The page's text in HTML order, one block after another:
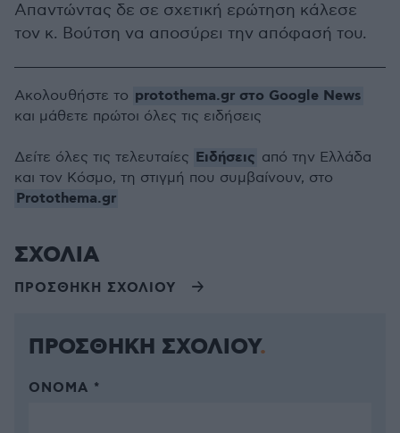
Απαντώντας δε σε σχετική ερώτηση κάλεσε
τον κ. Βούτση να αποσύρει την απόφασή του.
Ακολουθήστε το protothema.gr στο Google News
και μάθετε πρώτοι όλες τις ειδήσεις
Δείτε όλες τις τελευταίες Ειδήσεις από την Ελλάδα
και τον Κόσμο, τη στιγμή που συμβαίνουν, στο
Protothema.gr
ΣΧΟΛΙΑ
ΠΡΟΣΘΗΚΗ ΣΧΟΛΙΟΥ
ΠΡΟΣΘΗΚΗ ΣΧΟΛΙΟΥ
ΌΝΟΜΑ *